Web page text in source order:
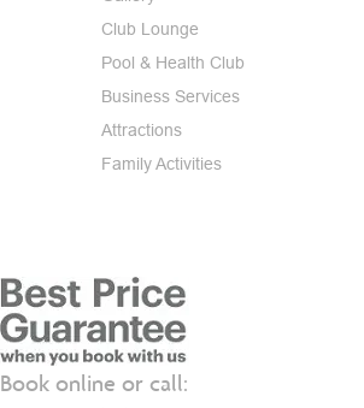
Club Lounge
Pool & Health Club
Business Services
Attractions
Family Activities
Book online or call: